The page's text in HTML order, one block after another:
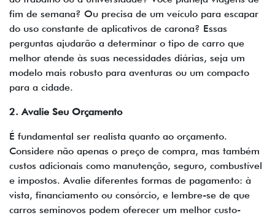
fim de semana? Ou precisa de um veículo para escapar
do uso constante de aplicativos de carona? Essas
perguntas ajudarão a determinar o tipo de carro que
melhor atende às suas necessidades diárias, seja um
modelo mais robusto para aventuras ou um compacto
para a cidade.
2. Avalie Seu Orçamento
É fundamental ser realista quanto ao orçamento.
Considere não apenas o preço de compra, mas também
custos adicionais como manutenção, seguro, combustível
e impostos. Avalie diferentes formas de pagamento: à
vista, financiamento ou consórcio, e lembre-se de que
carros seminovos podem oferecer um melhor custo-